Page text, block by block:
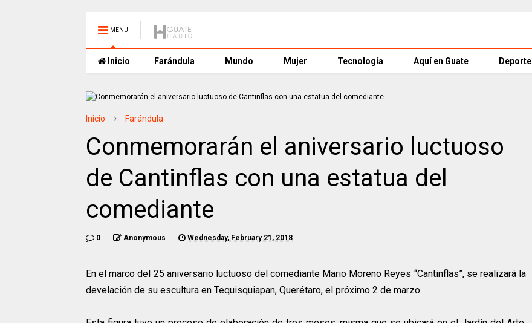
MENU
Inicio Farándula Mundo Mujer Tecnología Aquí en Guate Deporte
Inicio Farándula
Conmemorarán el aniversario luctuoso
de Cantinflas con una estatua del
comediante
0 Anonymous Wednesday, February 21, 2018
En el marco del 25 aniversario luctuoso del comediante Mario Moreno Reyes “Cantinflas”, se realizará la
develación de su escultura en Tequisquiapan, Querétaro, el próximo 2 de marzo.